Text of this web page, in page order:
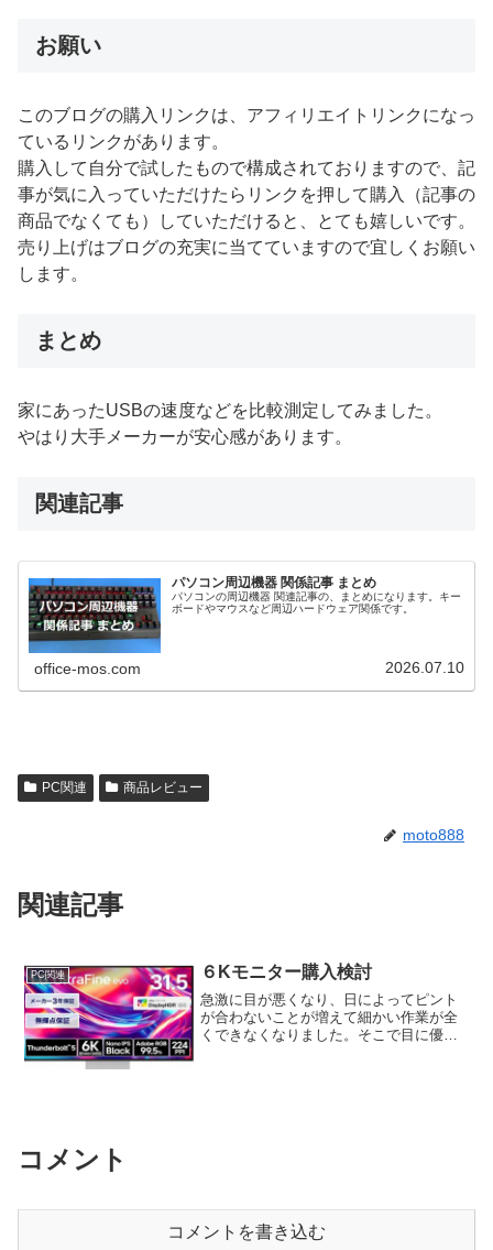
お願い
このブログの購入リンクは、アフィリエイトリンクになっ
ているリンクがあります。
購入して自分で試したもので構成されておりますので、記
事が気に入っていただけたらリンクを押して購入（記事の
商品でなくても）していただけると、とても嬉しいです。
売り上げはブログの充実に当てていますので宜しくお願い
します。
まとめ
家にあったUSBの速度などを比較測定してみました。
やはり大手メーカーが安心感があります。
関連記事
パソコン周辺機器 関係記事 まとめ
パソコンの周辺機器 関連記事の、まとめになります。キー
ボードやマウスなど周辺ハードウェア関係です。
office-mos.com 2026.07.10
PC関連 商品レビュー
moto888
関連記事
PC関連 ６Kモニター購入検討
急激に目が悪くなり、日によってピント
が合わないことが増えて細かい作業が全
くできなくなりました。そこで目に優し
コメント
コメントを書き込む